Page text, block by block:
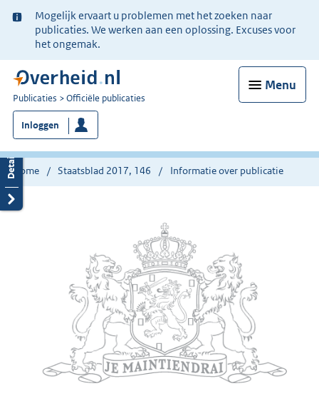
Ter
informatie:
Mogelijk ervaart u problemen met het zoeken naar
publicaties. We werken aan een oplossing. Excuses voor
het ongemak.
Menu
U
bent
nu
hier:
Publicaties Officiële publicaties
Inloggen
Home Staatsblad 2017, 146 Informatie over publicatie